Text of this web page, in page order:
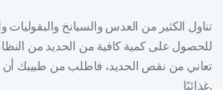
تناول الكثير من العدس والسبانخ والبقوليات
للحصول على كمية كافية من الحديد من
تعاني من نقص الحديد، فاطلب من طبيبك
غذائيًا.